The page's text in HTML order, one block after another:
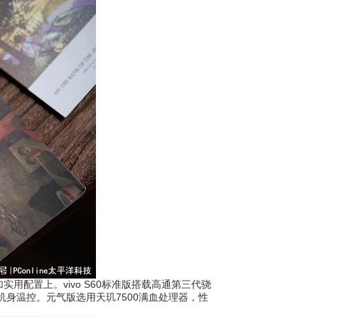
用配置上。vivo S60标准版搭载高通第三代骁
温控。元气版选用天玑7500满血处理器，性